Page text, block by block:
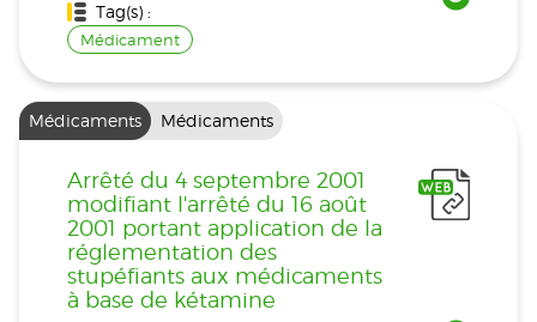
Tag(s) :
Médicament
Médicaments Médicaments
Arrêté du 4 septembre 2001
modifiant l'arrêté du 16 août
2001 portant application de la
réglementation des
stupéfiants aux médicaments
à base de kétamine